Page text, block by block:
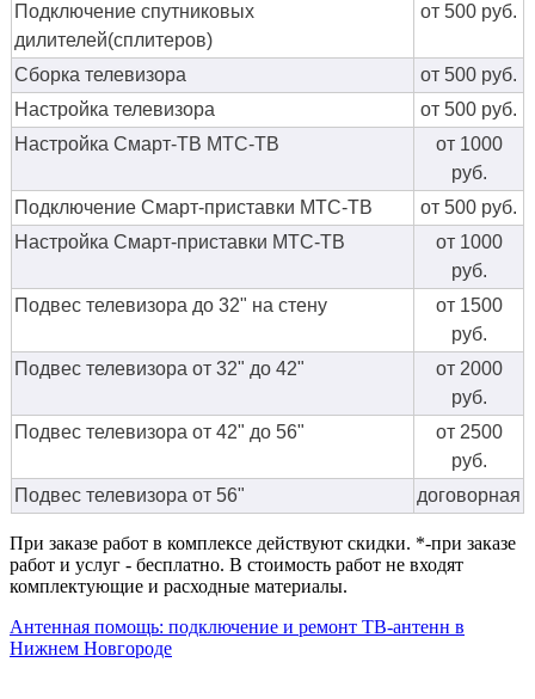
Подключение спутниковых
дилителей(сплитеров)
от 500 руб.
Сборка телевизора
от 500 руб.
Настройка телевизора
от 500 руб.
Настройка Смарт-ТВ МТС-ТВ
от 1000
руб.
Подключение Смарт-приставки МТС-ТВ
от 500 руб.
Настройка Смарт-приставки МТС-ТВ
от 1000
руб.
Подвес телевизора до 32" на стену
от 1500
руб.
Подвес телевизора от 32" до 42"
от 2000
руб.
Подвес телевизора от 42" до 56"
от 2500
руб.
Подвес телевизора от 56"
договорная
При заказе работ в комплексе действуют скидки. *-при заказе
работ и услуг - бесплатно. В стоимость работ не входят
комплектующие и расходные материалы.
Антенная помощь: подключение и ремонт ТВ-антенн в
Нижнем Новгороде